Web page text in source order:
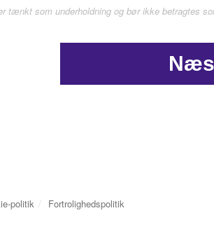
tænkt som underholdning og bør ikke betragtes
politik Fortrolighedspolitik